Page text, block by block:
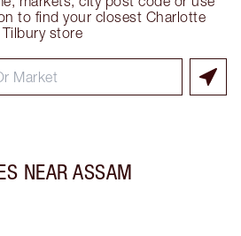
to find your closest Charlotte
Tilbury store
NEAR ASSAM